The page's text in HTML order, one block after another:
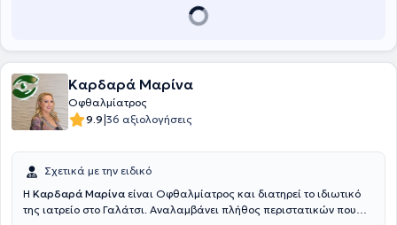
απευθυνόμενος σε κάθε ηλικία, ενώ εξειδικεύεται στο Laser
μυωπίας, στη χειρουργική καταρράκτη και στην ωχρά κηλίδα.
Καρδαρά Μαρίνα
Οφθαλμίατρος
9.9|36 αξιολογήσεις
Σχετικά με την ειδικό
Η Καρδαρά Μαρίνα είναι Οφθαλμίατρος και διατηρεί το ιδιωτικό
της ιατρείο στο Γαλάτσι. Αναλαμβάνει πλήθος περιστατικών που